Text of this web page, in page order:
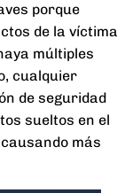
porque
de la víctima
múltiples
cualquier
de seguridad
sueltos en el
más